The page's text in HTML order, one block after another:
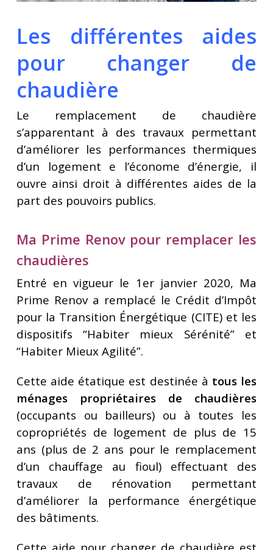
Les différentes aides
pour changer de
chaudière
Le remplacement de chaudière
s’apparentant à des travaux permettant
d’améliorer les performances thermiques
d’un logement e l’économe d’énergie, il
ouvre ainsi droit à différentes aides de la
part des pouvoirs publics.
Ma Prime Renov pour remplacer les
chaudières
Entré en vigueur le 1er janvier 2020, Ma
Prime Renov a remplacé le Crédit d’Impôt
pour la Transition Énergétique (CITE) et les
dispositifs “Habiter mieux Sérénité” et
“Habiter Mieux Agilité”.
Cette aide étatique est destinée à tous les
ménages propriétaires de chaudières
(occupants ou bailleurs) ou à toutes les
copropriétés de logement de plus de 15
ans (plus de 2 ans pour le remplacement
d’un chauffage au fioul) effectuant des
travaux de rénovation permettant
d’améliorer la performance énergétique
des bâtiments.